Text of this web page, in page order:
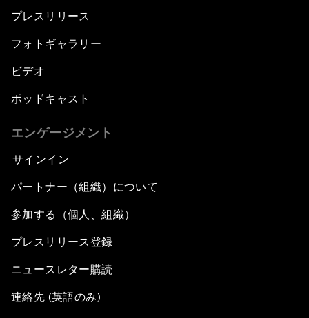
プレスリリース
フォトギャラリー
ビデオ
ポッドキャスト
エンゲージメント
サインイン
パートナー（組織）について
参加する（個人、組織）
プレスリリース登録
ニュースレター購読
連絡先 (英語のみ)